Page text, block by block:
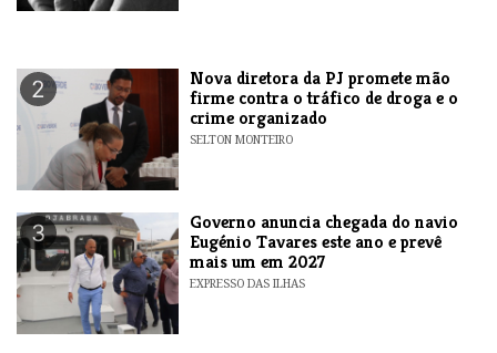
2
Nova diretora da PJ promete mão
firme contra o tráfico de droga e o
crime organizado
SELTON MONTEIRO
3
Governo anuncia chegada do navio
Eugénio Tavares este ano e prevê
mais um em 2027
EXPRESSO DAS ILHAS